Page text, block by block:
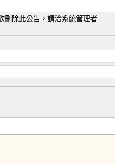
刪除此公告，請洽系統管理者